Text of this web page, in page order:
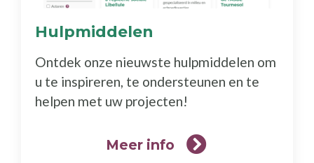
Hulpmiddelen
Ontdek onze nieuwste hulpmiddelen om
u te inspireren, te ondersteunen en te
helpen met uw projecten!
Meer info